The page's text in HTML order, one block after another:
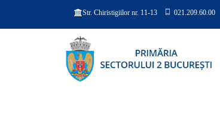
Str. Chiristigiilor nr. 11-13 021.209.60.00